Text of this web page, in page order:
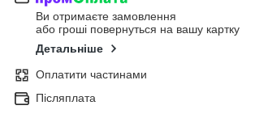
Ви отримаєте замовлення
або гроші повернуться на вашу картку
Детальніше
Оплатити частинами
Післяплата